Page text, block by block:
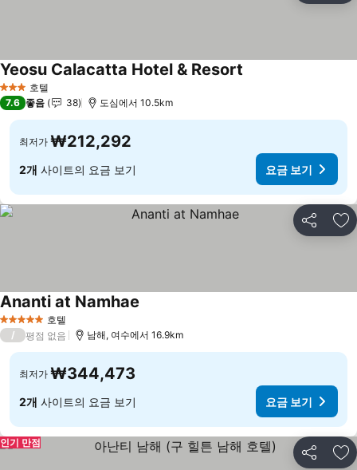
3 성급 호텔
Yeosu Calacatta Hotel & Resort
7.6 좋음 38 도심에서 10.5km
최저가 ₩212,292
2개 사이트의 요금 보기 요금 보기
공유 즐
5 성급 호텔
Ananti at Namhae
/ 평점 없음 남해, 여수에서 16.9km
최저가 ₩344,473
2개 사이트의 요금 보기 요금 보기
공유 즐
인기 만점